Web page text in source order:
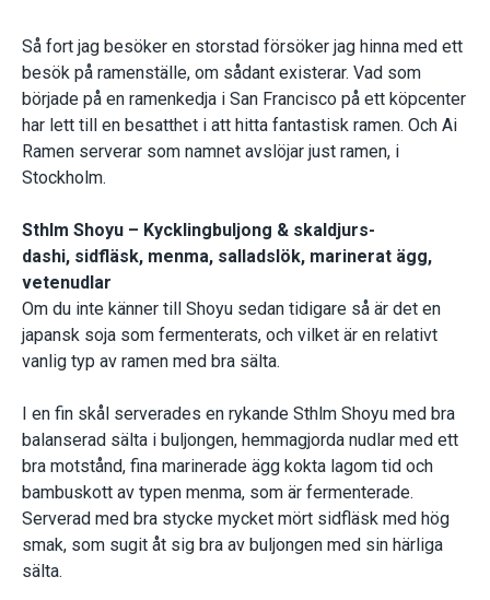
Så fort jag besöker en storstad försöker jag hinna med ett
besök på ramenställe, om sådant existerar. Vad som
började på en ramenkedja i San Francisco på ett köpcenter
har lett till en besatthet i att hitta fantastisk ramen. Och Ai
Ramen serverar som namnet avslöjar just ramen, i
Stockholm.
Sthlm Shoyu – Kycklingbuljong & skaldjurs-
dashi, sidfläsk, menma, salladslök, marinerat ägg,
vetenudlar
Om du inte känner till Shoyu sedan tidigare så är det en
japansk soja som fermenterats, och vilket är en relativt
vanlig typ av ramen med bra sälta.
I en fin skål serverades en rykande Sthlm Shoyu med bra
balanserad sälta i buljongen, hemmagjorda nudlar med ett
bra motstånd, fina marinerade ägg kokta lagom tid och
bambuskott av typen menma, som är fermenterade.
Serverad med bra stycke mycket mört sidfläsk med hög
smak, som sugit åt sig bra av buljongen med sin härliga
sälta.